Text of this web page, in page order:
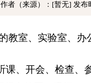
作者（来源）：[暂无] 发布
教室、实验室、办
课、开会、检查、